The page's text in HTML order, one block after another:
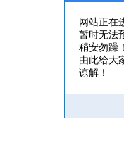
网站正在
暂时无法
稍安勿躁！
由此给大
谅解！